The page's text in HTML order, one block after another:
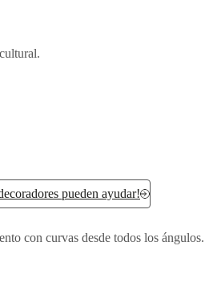
pueden ayudar!
con curvas desde todos los ángulos.